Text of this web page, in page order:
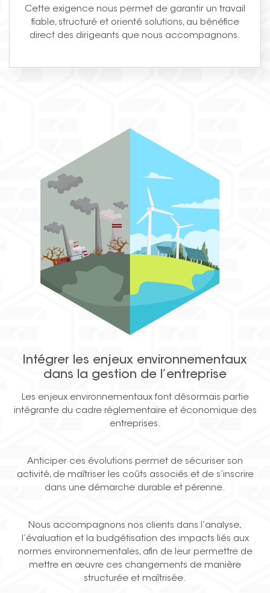
Cette exigence nous permet de garantir un travail
fiable, structuré et orienté solutions, au bénéfice
direct des dirigeants que nous accompagnons.
Intégrer les enjeux environnementaux
dans la gestion de l’entreprise
Les enjeux environnementaux font désormais partie
intégrante du cadre réglementaire et économique des
entreprises.
Anticiper ces évolutions permet de sécuriser son
activité, de maîtriser les coûts associés et de s’inscrire
dans une démarche durable et pérenne.
Nous accompagnons nos clients dans l’analyse,
l’évaluation et la budgétisation des impacts liés aux
normes environnementales, afin de leur permettre de
mettre en œuvre ces changements de manière
structurée et maîtrisée.